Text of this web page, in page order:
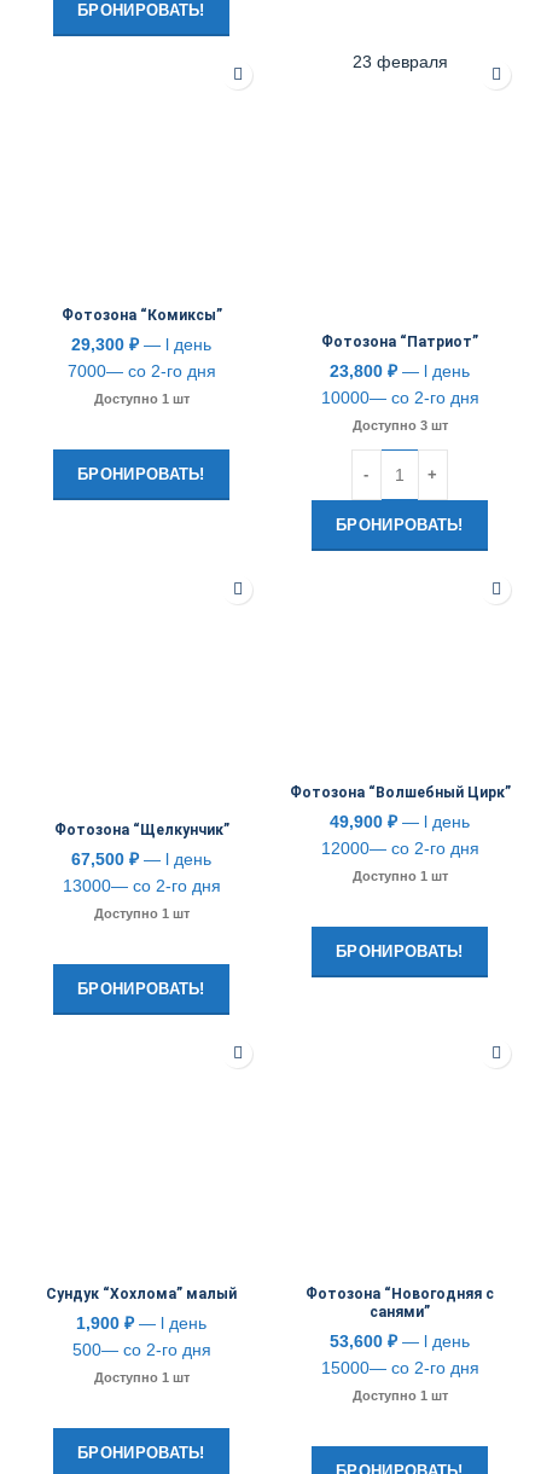
БРОНИРОВАТЬ!
Фотозона “Комиксы”
29,300 ₽— l день
7000— со 2-го дня
Доступно 1 шт
БРОНИРОВАТЬ!
23 февраля
Фотозона “Патриот”
23,800 ₽— l день
10000— со 2-го дня
Доступно 3 шт
БРОНИРОВАТЬ!
Фотозона “Щелкунчик”
67,500 ₽— l день
13000— со 2-го дня
Доступно 1 шт
БРОНИРОВАТЬ!
Фотозона “Волшебный Цирк”
49,900 ₽— l день
12000— со 2-го дня
Доступно 1 шт
БРОНИРОВАТЬ!
Сундук “Хохлома” малый
1,900 ₽— l день
500— со 2-го дня
Доступно 1 шт
БРОНИРОВАТЬ!
Фотозона “Новогодняя с
санями”
53,600 ₽— l день
15000— со 2-го дня
Доступно 1 шт